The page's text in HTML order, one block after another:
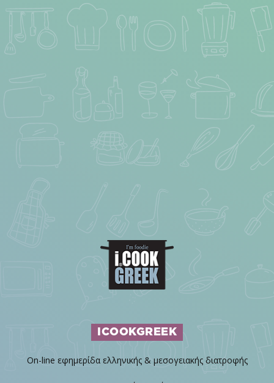
ICOOKGREEK
On-line εφημερίδα ελληνικής & μεσογειακής διατροφής